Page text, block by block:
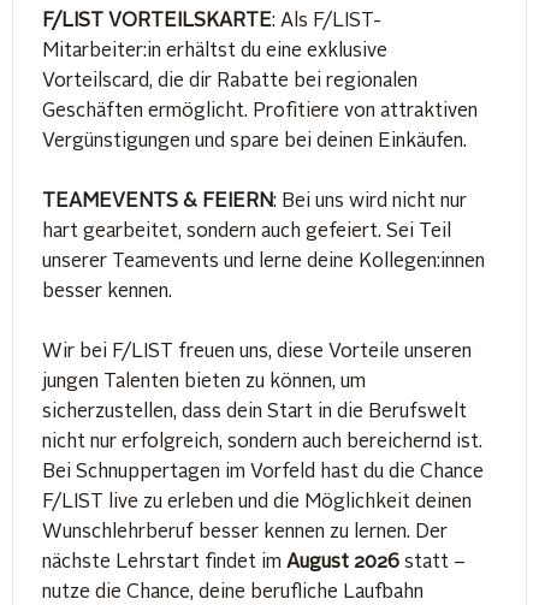
F/LIST VORTEILSKARTE: Als F/LIST-
Mitarbeiter:in erhältst du eine exklusive
Vorteilscard, die dir Rabatte bei regionalen
Geschäften ermöglicht. Profitiere von attraktiven
Vergünstigungen und spare bei deinen Einkäufen.
TEAMEVENTS & FEIERN: Bei uns wird nicht nur
hart gearbeitet, sondern auch gefeiert. Sei Teil
unserer Teamevents und lerne deine Kollegen:innen
besser kennen.
Wir bei F/LIST freuen uns, diese Vorteile unseren
jungen Talenten bieten zu können, um
sicherzustellen, dass dein Start in die Berufswelt
nicht nur erfolgreich, sondern auch bereichernd ist.
Bei Schnuppertagen im Vorfeld hast du die Chance
F/LIST live zu erleben und die Möglichkeit deinen
Wunschlehrberuf besser kennen zu lernen. Der
nächste Lehrstart findet im August 2026 statt –
nutze die Chance, deine berufliche Laufbahn